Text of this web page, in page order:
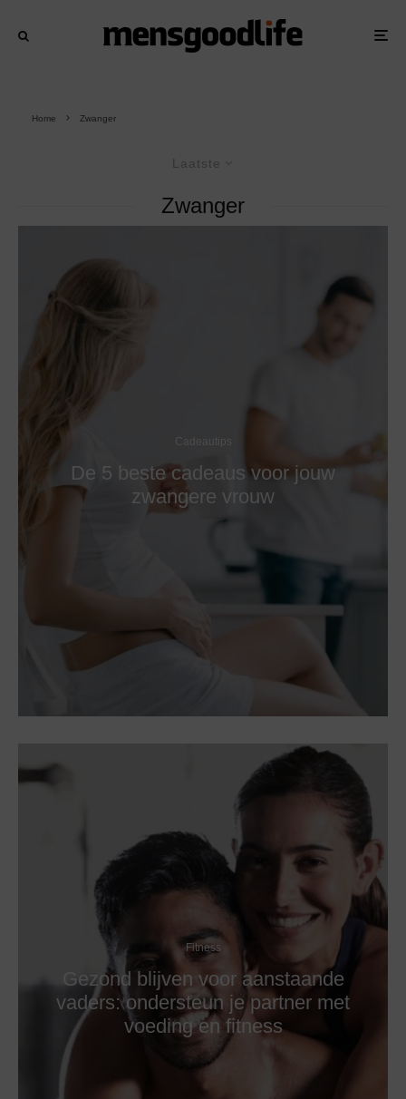
Home Zwanger
Laatste
Zwanger
Cadeautips
De 5 beste cadeaus voor jouw
zwangere vrouw
Fitness
Gezond blijven voor aanstaande
vaders: ondersteun je partner met
voeding en fitness